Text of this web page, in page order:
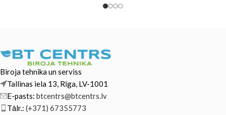
Biroja tehnika un serviss
Tallinas iela 13, Rīga, LV-1001
E-pasts: btcentrs@btcentrs.lv
Tālr.: (+371) 67355773